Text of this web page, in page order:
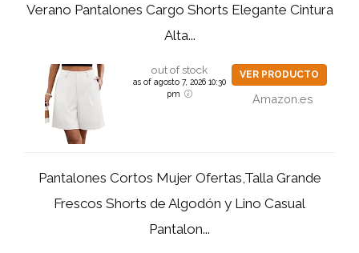
Verano Pantalones Cargo Shorts Elegante Cintura
Alta...
out of stock
as of agosto 7, 2026 10:30
pm
VER PRODUCTO
Amazon.es
Pantalones Cortos Mujer Ofertas,Talla Grande
Frescos Shorts de Algodón y Lino Casual
Pantalon...